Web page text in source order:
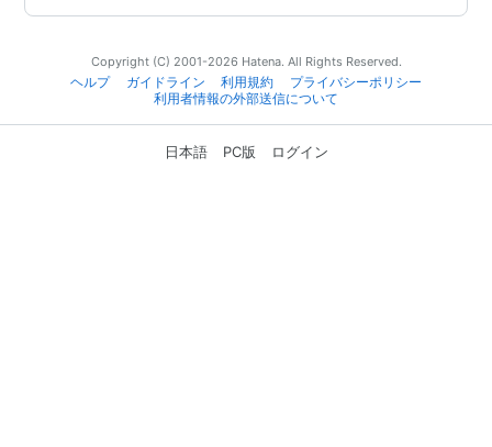
Copyright (C) 2001-2026 Hatena. All Rights Reserved.
ヘルプ
ガイドライン 利用規約
プライバシーポリシー
利用者情報の外部送信について
日本語 PC版 ログイン